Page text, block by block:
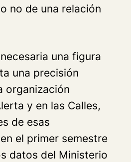
no de una relación
una figura
una precisión
organización
y en las Calles,
de esas
el primer semestre
datos del Ministerio